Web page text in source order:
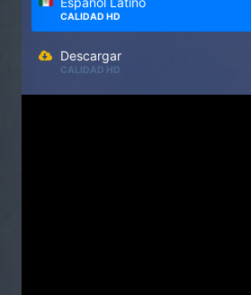
CALIDAD HD
Descargar
CALIDAD HD